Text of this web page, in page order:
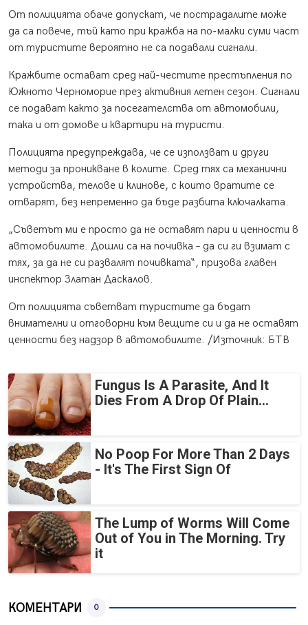
От полицията обаче допускат, че пострадалите може
да са повече, тъй като при кражба на по-малки суми част
от туристите вероятно не са подавали сигнали.
Кражбите остават сред най-честите престъпления по
Южното Черноморие през активния летен сезон. Сигнали
се подават както за посегателства от автомобили,
така и от домове и квартири на туристи.
Полицията предупреждава, че се използват и други
методи за проникване в колите. Сред тях са механични
устройства, телове и клинове, с които вратите се
отварят, без непременно да бъде разбита ключалката.
„Съветът ми е просто да не оставят пари и ценности в
автомобилите. Дошли са на почивка – да си ги взимат с
тях, за да не си развалят почивката“, призова главен
инспектор Златан Даскалов.
От полицията съветват туристите да бъдат
внимателни и отговорни към вещите си и да не оставят
ценности без надзор в автомобилите. /Източник: БТВ
Fungus Is A Parasite, And It
Dies From A Drop Of Plain...
No Poop For More Than 2 Days
- It's The First Sign Of
The Lump of Worms Will Come
Out of You in The Morning. Try
it
КОМЕНТАРИ 0